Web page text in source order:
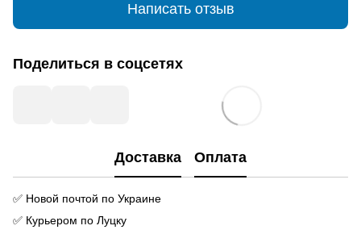
Написать отзыв
Поделиться в соцсетях
Доставка Оплата
✅ Новой почтой по Украине
✅ Курьером по Луцку